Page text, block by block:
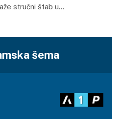
stručni štab u…
šema